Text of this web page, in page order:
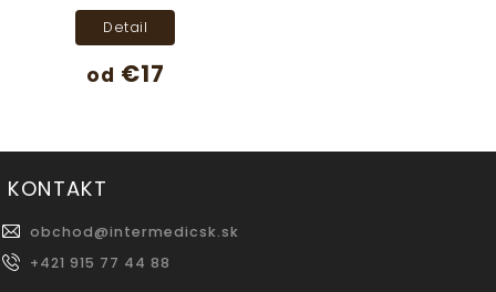
od €17
Detail
KONTAKT
obchod@intermedicsk.sk
+421 915 77 44 88